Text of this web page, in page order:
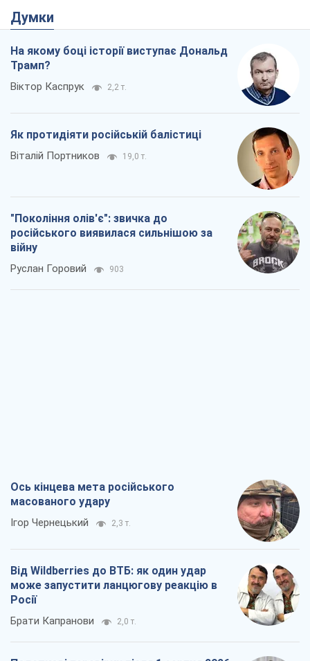
Думки
На якому боці історії виступає Дональд
Трамп?
Віктор Каспрук 2,2 т.
Як протидіяти російській балістиці
Віталій Портников 19,0 т.
"Покоління олів'є": звичка до
російського виявилася сильнішою за
війну
Руслан Горовий 903
Ось кінцева мета російського
масованого удару
Ігор Чернецький 2,3 т.
Від Wildberries до ВТБ: як один удар
може запустити ланцюгову реакцію в
Росії
Брати Капранови 2,0 т.